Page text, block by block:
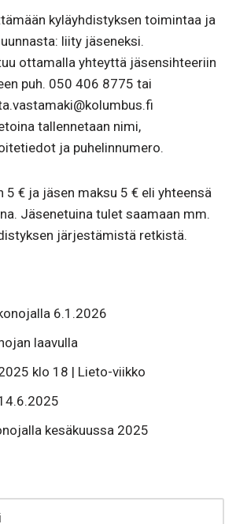
kyläyhdistyksen toimintaa ja
liity jäseneksi.
ottamalla yhteyttä jäsensihteeriin
puh. 050 406 8775 tai
tallennetaan nimi,
ja puhelinnumero.
€ ja jäsen maksu 5 € eli yhteensä
Jäsenetuina tulet saamaan mm.
järjestämistä retkistä.
6.1.2026
laavulla
klo 18 | Lieto-viikko
kesäkuussa 2025